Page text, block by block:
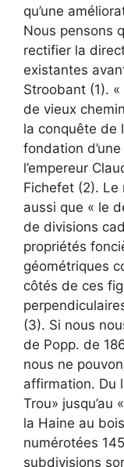
qu’une
Nous pensons
rectifier la
existantes
Stroobant (1).
de vieux
la conquête de
fondation
l’empereur
Fichefet (2).
aussi que « le
de divisions
propriétés
géométriques
côtés de ces
(3). Si nous
de Popp. de
nous ne
affirmation. Du
Trou» jusqu’au
la Haine au
numérotées
subdivisions